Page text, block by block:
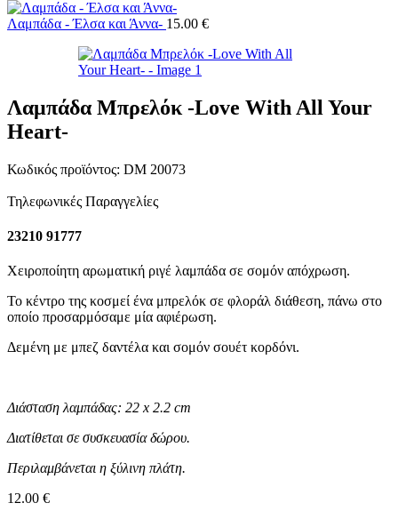
Λαμπάδα - Έλσα και Άννα- 15.00 €
Λαμπάδα Μπρελόκ -Love With All Your
Heart-
Κωδικός προϊόντος: DM 20073
Τηλεφωνικές Παραγγελίες
23210 91777
Χειροποίητη αρωματική ριγέ λαμπάδα σε σομόν απόχρωση.
Το κέντρο της κοσμεί ένα μπρελόκ σε φλοράλ διάθεση, πάνω στο
οποίο προσαρμόσαμε μία αφιέρωση.
Δεμένη με μπεζ δαντέλα και σομόν σουέτ κορδόνι.
Διάσταση λαμπάδας: 22 x 2.2 cm
Διατίθεται σε συσκευασία δώρου.
Περιλαμβάνεται η ξύλινη πλάτη.
12.00 €